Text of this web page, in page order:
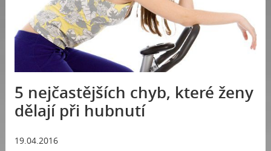
5 nejčastějších chyb, které ženy
dělají při hubnutí
19.04.2016